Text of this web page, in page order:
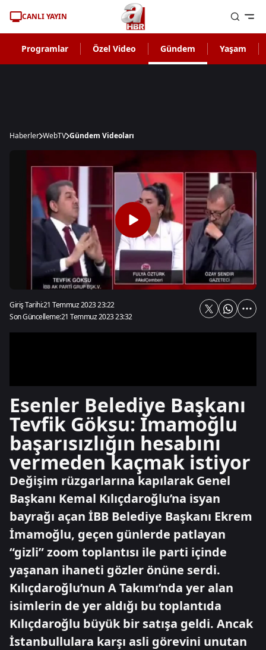
CANLI YAYIN
Programlar Özel Video Gündem Yaşam
Haberler WebTV Gündem Videoları
Giriş Tarihi:21 Temmuz 2023 23:22
Son Güncelleme:21 Temmuz 2023 23:32
Esenler Belediye Başkanı
Tevfik Göksu: İmamoğlu
başarısızlığın hesabını
vermeden kaçmak istiyor
Değişim rüzgarlarına kapılarak Genel
Başkanı Kemal Kılıçdaroğlu’na isyan
bayrağı açan İBB Belediye Başkanı Ekrem
İmamoğlu, geçen günlerde patlayan
“gizli” zoom toplantısı ile parti içinde
yaşanan ihaneti gözler önüne serdi.
Kılıçdaroğlu’nun A Takımı’nda yer alan
isimlerin de yer aldığı bu toplantıda
Kılıçdaroğlu büyük bir satışa geldi. Ancak
İstanbullulara karşı asli görevini unutan